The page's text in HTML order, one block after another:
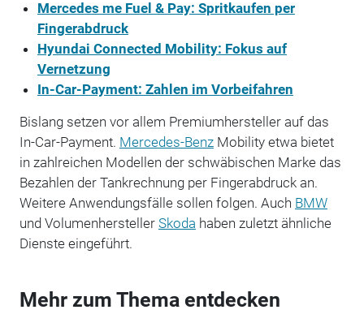
Mercedes me Fuel & Pay: Spritkaufen per
Fingerabdruck
Hyundai Connected Mobility: Fokus auf
Vernetzung
In-Car-Payment: Zahlen im Vorbeifahren
Bislang setzen vor allem Premiumhersteller auf das
In-Car-Payment. Mercedes-BenzMobility etwa bietet
in zahlreichen Modellen der schwäbischen Marke das
Bezahlen der Tankrechnung per Fingerabdruck an.
Weitere Anwendungsfälle sollen folgen. Auch BMW
und Volumenhersteller Skoda haben zuletzt ähnliche
Dienste eingeführt.
Mehr zum Thema entdecken